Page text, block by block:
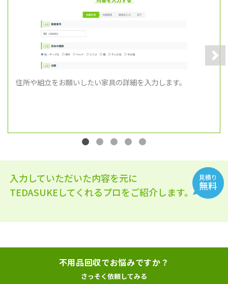
住所や組立をお願いしたい家具の詳細を入力します。
入力していただいた内容を元に
TEDASUKEしてくれるプロをご紹介します。
見積り
無料
不用品回収でお悩みですか？
さっそく依頼してみる